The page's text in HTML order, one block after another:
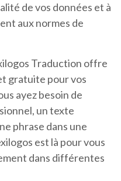
de vos données et à
aux normes de
Traduction offre
gratuite pour vos
ayez besoin de
un texte
phrase dans une
est là pour vous
dans différentes